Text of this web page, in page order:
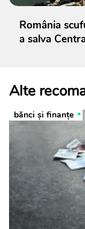
România
a salva
Alte
bănci şi finanţe